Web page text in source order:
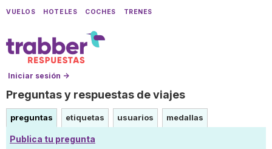
VUELOS HOTELES COCHES TRENES
Iniciar sesión →
Preguntas y respuestas de viajes
preguntas etiquetas usuarios medallas
Publica tu pregunta